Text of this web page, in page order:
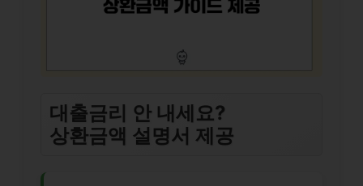
대출금리 안 내세요?
상환금액 설명서 제공